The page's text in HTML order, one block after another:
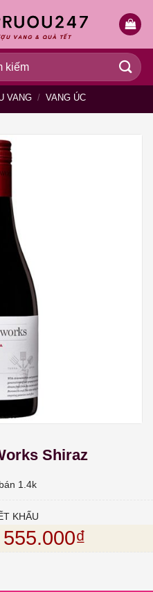
VANG / VANG ÚC
Shiraz
1.4k
KHẤU
Giá gốc là:
555.000₫
lượng